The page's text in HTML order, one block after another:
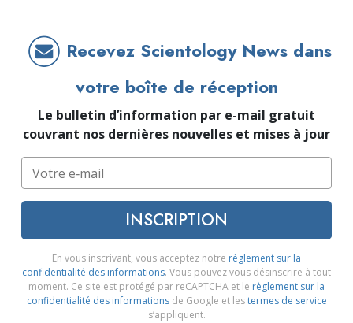
Recevez Scientology News dans
votre boîte de réception
Le bulletin d’information par e-mail gratuit
couvrant nos dernières nouvelles et mises à jour
INSCRIPTION
En vous inscrivant, vous acceptez notre règlement sur la
confidentialité des informations. Vous pouvez vous désinscrire à tout
moment. Ce site est protégé par reCAPTCHA et le règlement sur la
confidentialité des informationsde Google et lestermes de service
s’appliquent.